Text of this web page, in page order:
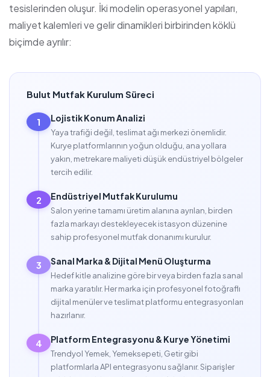
tesislerinden oluşur. İki modelin operasyonel yapıları,
maliyet kalemleri ve gelir dinamikleri birbirinden köklü
biçimde ayrılır:
Bulut Mutfak Kurulum Süreci
1 Lojistik Konum Analizi
Yaya trafiği değil, teslimat ağı merkezi önemlidir.
Kurye platformlarının yoğun olduğu, ana yollara
yakın, metrekare maliyeti düşük endüstriyel bölgeler
tercih edilir.
2 Endüstriyel Mutfak Kurulumu
Salon yerine tamamı üretim alanına ayrılan, birden
fazla markayı destekleyecek istasyon düzenine
sahip profesyonel mutfak donanımı kurulur.
3 Sanal Marka & Dijital Menü Oluşturma
Hedef kitle analizine göre bir veya birden fazla sanal
marka yaratılır. Her marka için profesyonel fotoğraflı
dijital menüler ve teslimat platformu entegrasyonları
hazırlanır.
4 Platform Entegrasyonu & Kurye Yönetimi
Trendyol Yemek, Yemeksepeti, Getir gibi
platformlarla API entegrasyonu sağlanır. Siparişler